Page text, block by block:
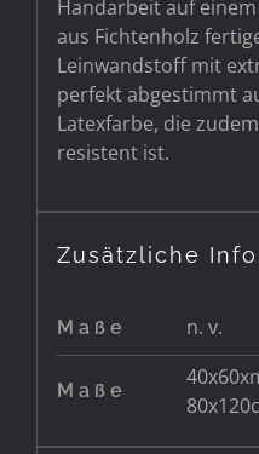
Handarbeit auf
aus Fichtenholz
Leinwandstoff mit
perfekt abgestimmt
Latexfarbe, die
resistent ist.
Zusätzliche
Maße n. v.
Maße